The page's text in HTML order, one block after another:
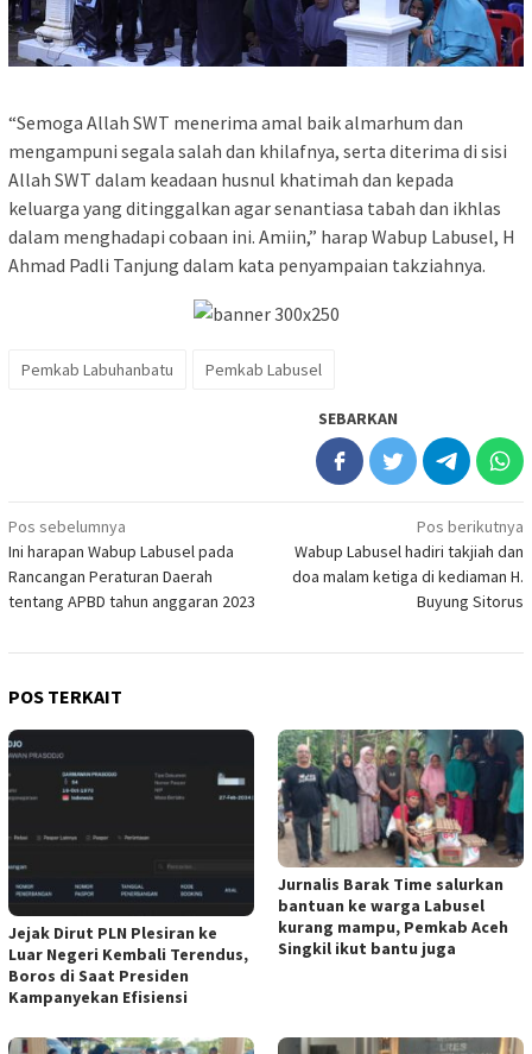
“Semoga Allah SWT menerima amal baik almarhum dan
mengampuni segala salah dan khilafnya, serta diterima di sisi
Allah SWT dalam keadaan husnul khatimah dan kepada
keluarga yang ditinggalkan agar senantiasa tabah dan ikhlas
dalam menghadapi cobaan ini. Amiin,” harap Wabup Labusel, H
Ahmad Padli Tanjung dalam kata penyampaian takziahnya.
Pemkab Labuhanbatu Pemkab Labusel
SEBARKAN
Navigasi
pos
Pos sebelumnya
Ini harapan Wabup Labusel pada
Rancangan Peraturan Daerah
tentang APBD tahun anggaran 2023
Pos berikutnya
Wabup Labusel hadiri takjiah dan
doa malam ketiga di kediaman H.
Buyung Sitorus
POS TERKAIT
Jejak Dirut PLN Plesiran ke
Luar Negeri Kembali Terendus,
Boros di Saat Presiden
Kampanyekan Efisiensi
Jurnalis Barak Time salurkan
bantuan ke warga Labusel
kurang mampu, Pemkab Aceh
Singkil ikut bantu juga